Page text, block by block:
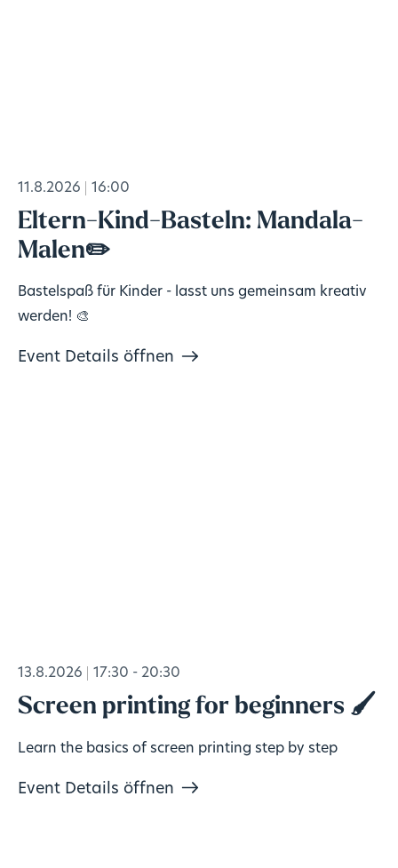
11.8.2026 16:00
Eltern-Kind-Basteln: Mandala-
Malen✏️
Bastelspaß für Kinder - lasst uns gemeinsam kreativ
werden! 🎨
Event Details öffnen
13.8.2026 17:30 - 20:30
Screen printing for beginners 🖌️
Learn the basics of screen printing step by step
Event Details öffnen